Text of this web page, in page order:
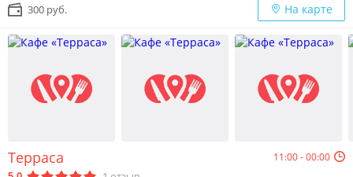
300 руб. На карте
Терраса 11:00 - 00:00